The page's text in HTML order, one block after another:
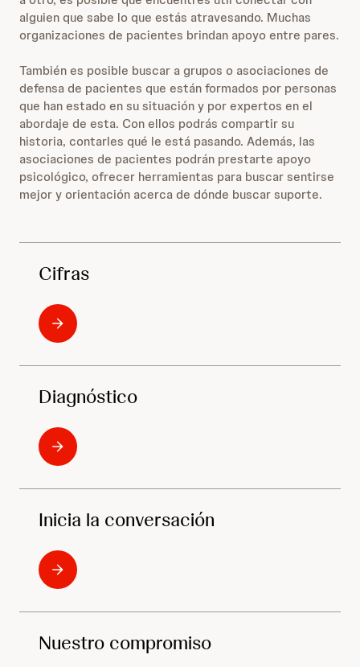
alguien que sabe lo que estás atravesando. Muchas
organizaciones de pacientes brindan apoyo entre pares.
También es posible buscar a grupos o asociaciones de
defensa de pacientes que están formados por personas
que han estado en su situación y por expertos en el
abordaje de esta. Con ellos podrás compartir su
historia, contarles qué le está pasando. Además, las
asociaciones de pacientes podrán prestarte apoyo
psicológico, ofrecer herramientas para buscar sentirse
mejor y orientación acerca de dónde buscar suporte.
Cifras
Diagnóstico
Inicia la conversación
Nuestro compromiso